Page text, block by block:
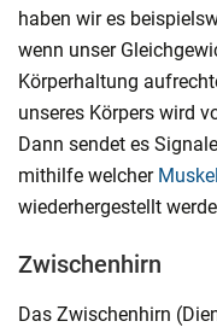
haben wir es
wenn unser
Körperhaltung
unseres Körpers wird
Dann sendet es
mithilfe welcher
wiederhergestellt
Zwischenhirn
Das Zwischenhirn